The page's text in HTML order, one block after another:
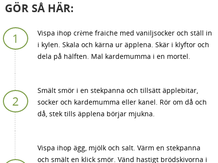
GÖR SÅ HÄR:
Vispa ihop crème fraiche med vaniljsocker och ställ in
i kylen. Skala och kärna ur äpplena. Skär i klyftor och
dela på hälften. Mal kardemumma i en mortel.
Smält smör i en stekpanna och tillsätt äpplebitar,
socker och kardemumma eller kanel. Rör om då och
då, stek tills äpplena börjar mjukna.
Vispa ihop ägg, mjölk och salt. Värm en stekpanna
och smält en klick smör. Vänd hastigt brödskivorna i